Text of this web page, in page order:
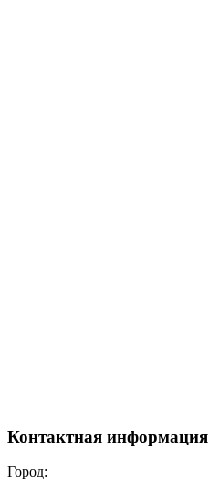
Контактная информация
Город: